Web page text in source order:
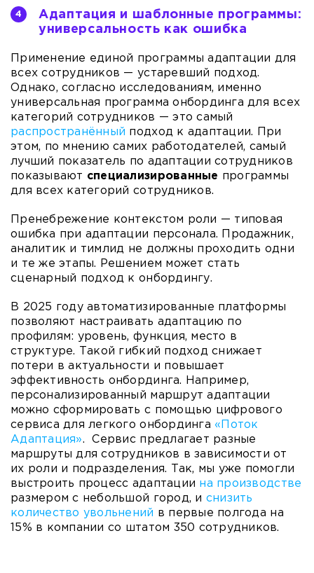
Адаптация и шаблонные программы:
универсальность как ошибка
Применение единой программы адаптации для
всех сотрудников — устаревший подход.
Однако, согласно исследованиям, именно
универсальная программа онбординга для всех
категорий сотрудников — это самый
распространённый подход к адаптации. При
этом, по мнению самих работодателей, самый
лучший показатель по адаптации сотрудников
показывают специализированные программы
для всех категорий сотрудников.
Пренебрежение контекстом роли — типовая
ошибка при адаптации персонала. Продажник,
аналитик и тимлид не должны проходить одни
и те же этапы. Решением может стать
сценарный подход к онбордингу.
В 2025 году автоматизированные платформы
позволяют настраивать адаптацию по
профилям: уровень, функция, место в
структуре. Такой гибкий подход снижает
потери в актуальности и повышает
эффективность онбординга. Например,
персонализированный маршрут адаптации
можно сформировать с помощью цифрового
сервиса для легкого онбординга «Поток
Адаптация». Сервис предлагает разные
маршруты для сотрудников в зависимости от
их роли и подразделения. Так, мы уже помогли
выстроить процесс адаптации на производстве
размером с небольшой город, и снизить
количество увольнений в первые полгода на
15% в компании со штатом 350 сотрудников.